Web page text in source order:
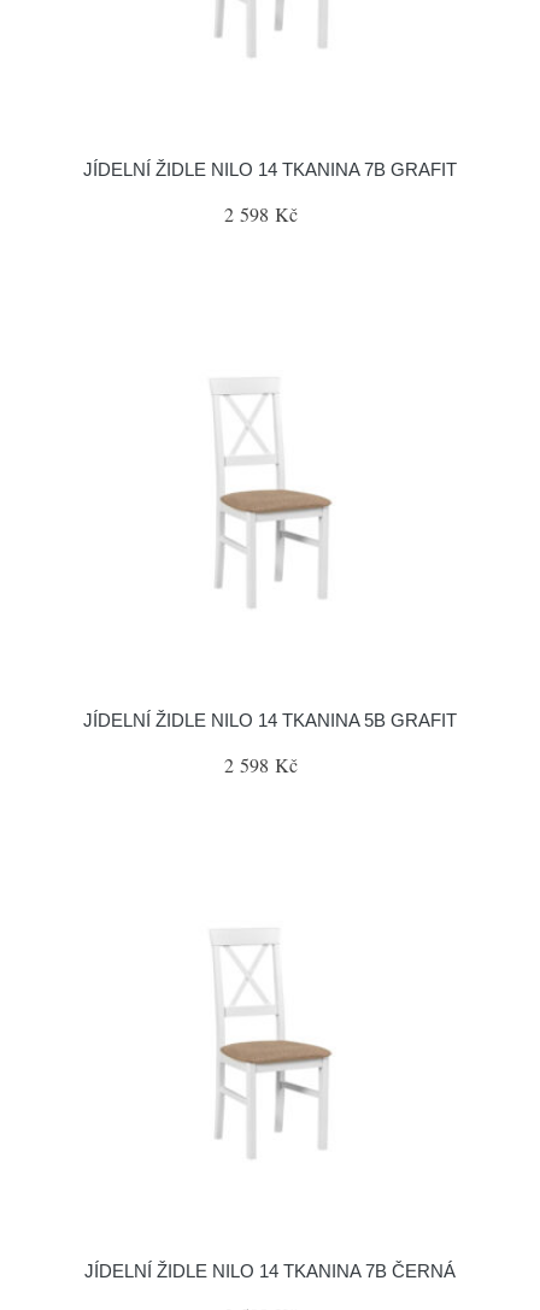
JÍDELNÍ ŽIDLE NILO 14 TKANINA 7B GRAFIT
2 598 Kč
JÍDELNÍ ŽIDLE NILO 14 TKANINA 5B GRAFIT
2 598 Kč
JÍDELNÍ ŽIDLE NILO 14 TKANINA 7B ČERNÁ